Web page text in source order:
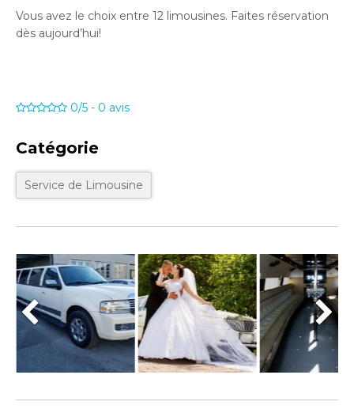
Vous avez le choix entre 12 limousines. Faites réservation
dès aujourd’hui!
0/5 - 0 avis
Catégorie
Service de Limousine